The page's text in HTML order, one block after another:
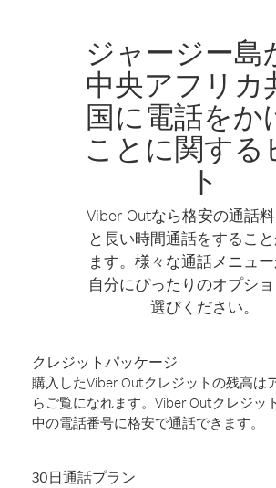
ジャージー島
中央アフリカ
国に電話をか
ことに関する
ト
Viber Outなら格安の通話
と長い時間通話をするこ
ます。様々な通話メニュー
自分にぴったりのオプシ
選びください。
クレジットパッケージ
購入したViber Outクレジットの残高は
らご覧になれます。Viber Outクレジッ
中の電話番号に格安で通話できます。
30日通話プラン